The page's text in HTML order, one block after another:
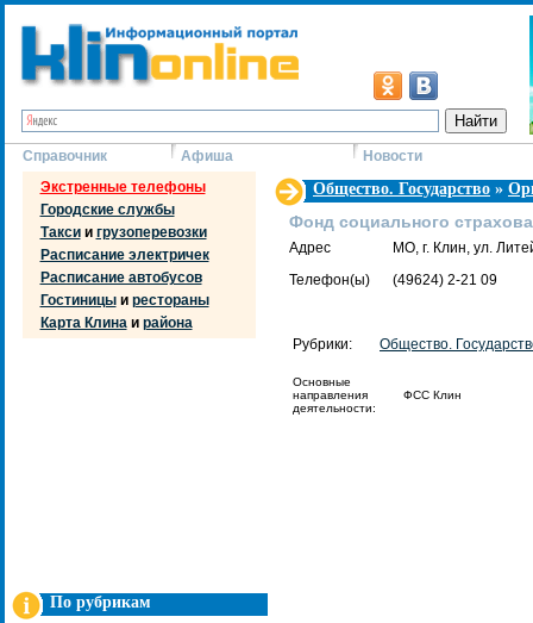
Справочник Афиша
Новости
Экстренные телефоны
Городские службы
Таксии грузоперевозки
Расписание электричек
Расписание автобусов
Гостиницыи рестораны
Карта Клинаи района
По рубрикам
Общество. Государство »
Фонд социального
Адрес
МО, г. Клин, ул.
Телефон(ы)
(49624) 2-21 09
Рубрики: Общество.
Основные
направления
деятельности:
ФСС Клин